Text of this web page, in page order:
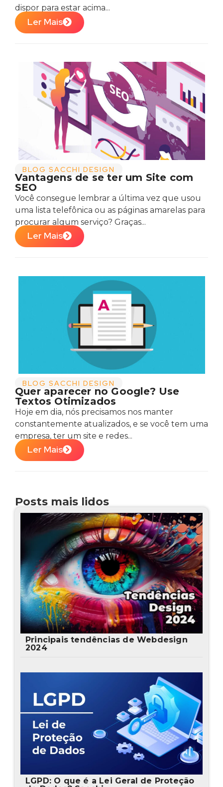
dispor para estar acima...
Ler Mais
BLOG SACCHI DESIGN
Vantagens de se ter um Site com
SEO
Você consegue lembrar a última vez que usou
uma lista telefônica ou as páginas amarelas para
procurar algum serviço? Graças...
Ler Mais
BLOG SACCHI DESIGN
Quer aparecer no Google? Use
Textos Otimizados
Hoje em dia, nós precisamos nos manter
constantemente atualizados, e se você tem uma
empresa, ter um site e redes...
Ler Mais
Posts mais lidos
Principais tendências de Webdesign
2024
LGPD: O que é a Lei Geral de Proteção